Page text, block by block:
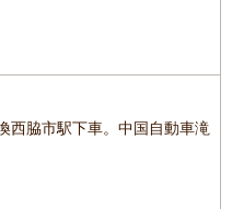
西脇市駅下車。中国自動車滝